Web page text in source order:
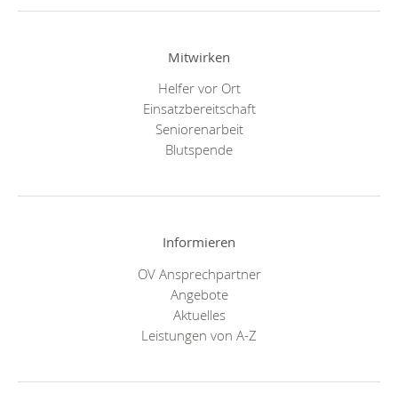
Mitwirken
Helfer vor Ort
Einsatzbereitschaft
Seniorenarbeit
Blutspende
Informieren
OV Ansprechpartner
Angebote
Aktuelles
Leistungen von A-Z